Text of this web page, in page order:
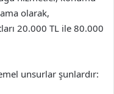
olarak,
20.000 TL ile 80.000
unsurlar şunlardır: